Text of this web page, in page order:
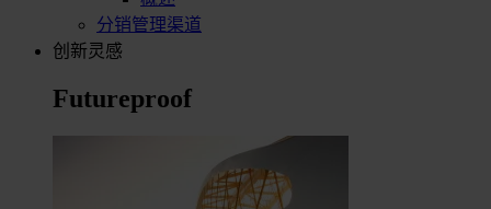
分销管理渠道
创新灵感
Futureproof